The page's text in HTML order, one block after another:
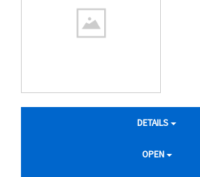
DETAILS
OPEN